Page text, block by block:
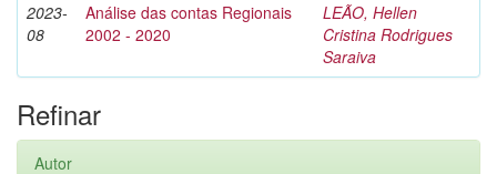
2023-
08
Análise das contas Regionais
2002 - 2020
LEÃO, Hellen
Cristina Rodrigues
Saraiva
Refinar
Autor